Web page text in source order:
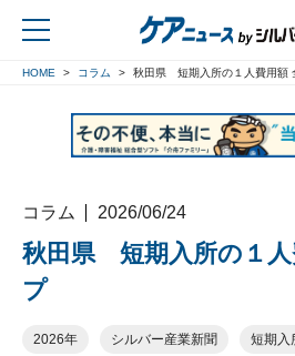
HOME コラム 秋田県 短期入所の１人費用額
コラム 2026/06/24
秋田県 短期入所の１人
プ
2026年 シルバー産業新聞 短期入